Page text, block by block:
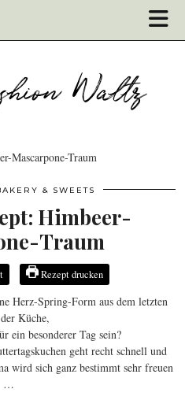
Mascarpone-Traum
& SWEETS
Himbeer-
Traum
Rezept drucken
Herz-Spring-Form aus dem letzten
Küche,
ein besonderer Tag sein?
geht recht schnell und
wird sich ganz bestimmt sehr freuen
…